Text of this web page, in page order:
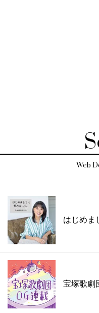
Web
はじめま
宝塚歌劇